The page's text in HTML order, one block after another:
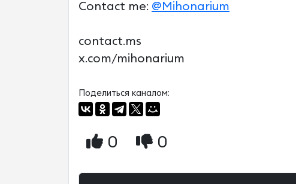
Contact me: @Mihonarium
contact.ms
x.com/mihonarium
Поделиться каналом:
0 0